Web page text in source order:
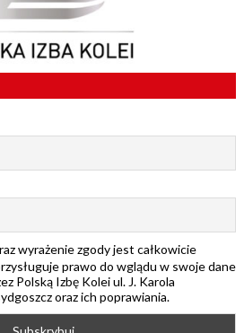
wyrażenie zgody jest całkowicie
prawo do wglądu w swoje dane
Polską Izbę Kolei ul. J. Karola
oraz ich poprawiania.